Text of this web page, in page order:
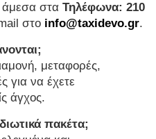
άμεσα στα Τηλέφωνα: 210
στο info@taxidevo.gr.
μεταφορές,
για να έχετε
άγχος.
πακέτα;